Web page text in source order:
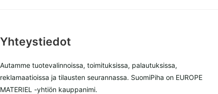
Yhteystiedot
Autamme tuotevalinnoissa, toimituksissa, palautuksissa,
reklamaatioissa ja tilausten seurannassa. SuomiPiha on EUROPE
MATERIEL -yhtiön kauppanimi.